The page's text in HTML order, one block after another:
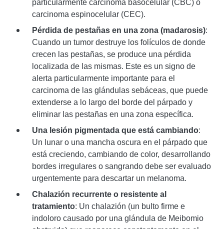
particularmente carcinoma basocelular (CBC) o
carcinoma espinocelular (CEC).
Pérdida de pestañas en una zona (madarosis):
Cuando un tumor destruye los folículos de donde
crecen las pestañas, se produce una pérdida
localizada de las mismas. Este es un signo de
alerta particularmente importante para el
carcinoma de las glándulas sebáceas, que puede
extenderse a lo largo del borde del párpado y
eliminar las pestañas en una zona específica.
Una lesión pigmentada que está cambiando:
Un lunar o una mancha oscura en el párpado que
está creciendo, cambiando de color, desarrollando
bordes irregulares o sangrando debe ser evaluado
urgentemente para descartar un melanoma.
Chalazión recurrente o resistente al
tratamiento: Un chalazión (un bulto firme e
indoloro causado por una glándula de Meibomio